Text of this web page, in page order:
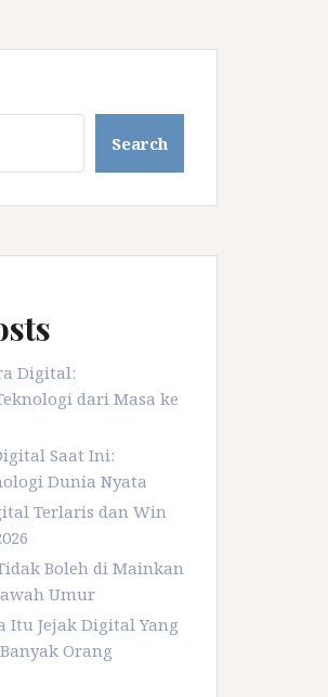
Search
Digital:
dari Masa ke
Saat Ini:
Dunia Nyata
Terlaris dan Win
Boleh di Mainkan
Umur
Itu Jejak Digital Yang
Orang